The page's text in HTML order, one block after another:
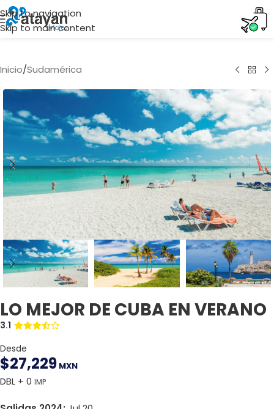
Skip to navigation
Skip to main content
Inicio/Sudamérica
LO MEJOR DE CUBA EN VERANO
3.1
Desde
$27,229 MXN
DBL + 0 IMP